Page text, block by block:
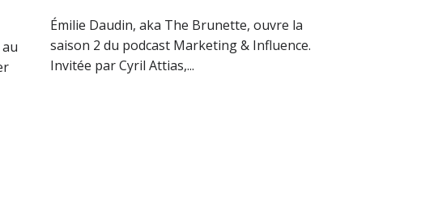
Émilie Daudin, aka The Brunette, ouvre la
saison 2 du podcast Marketing & Influence.
Invitée par Cyril Attias,...